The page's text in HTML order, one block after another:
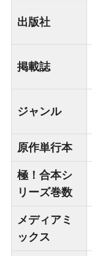
出版社
掲載誌
ジャンル
原作単行本
極！合本シ
リーズ巻数
メディアミ
ックス